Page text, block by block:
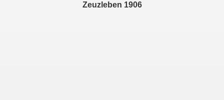
Zeuzleben 1906